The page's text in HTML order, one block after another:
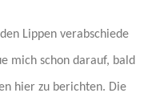
Lippen verabschiede
mich schon darauf, bald
hier zu berichten. Die